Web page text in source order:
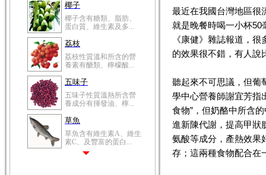
椰子
椰子含有糖類、脂肪、
蛋白質、維生素及多...
荔枝
荔枝性質溫和所含的營
養素有醣類、檸檬酸...
五味子
五味子性質溫熱所含營
養成分有揮發油、檸...
草魚
草魚含有維生素A、維生
素C、及豐富的蛋白...
最近在我國台灣地區很
就是晚餐時喝一小杯50
《康健》雜誌報道，
的效果很不錯，有人說
聽起來不可思議，但葡
學中心營養師謝宜芳指
食物”，但奶酪中所含
進新陳代謝，提高甲狀
氨酸等成分，產熱效果
存；這兩種食物配合在